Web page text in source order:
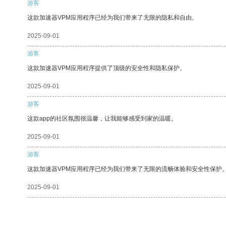
游客
这款加速器VPM应用程序已经为我们带来了无限的隐私和自由。
2025-09-01
游客
这款加速器VPM应用程序提供了顶级的安全性和隐私保护。
2025-09-01
游客
这款app的社区氛围很温馨，让我能够感受到家的温暖。
2025-09-01
游客
这款加速器VPM应用程序已经为我们带来了无限的流畅体验和安全性保护
2025-09-01